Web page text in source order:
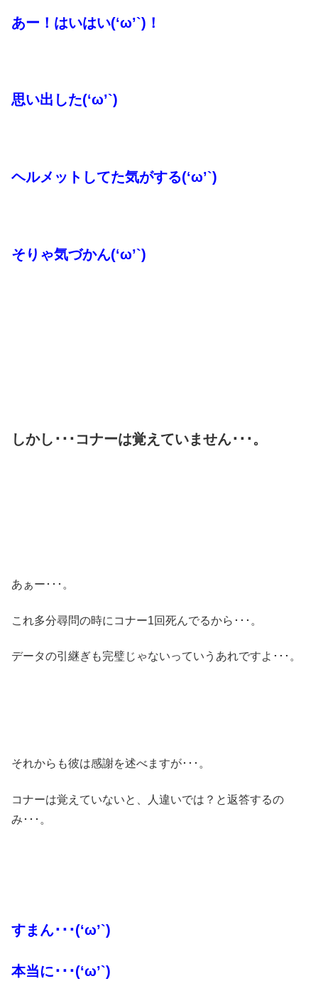
あー！はいはい(‘ω’`)！
思い出した(‘ω’`)
ヘルメットしてた気がする(‘ω’`)
そりゃ気づかん(‘ω’`)
しかし･･･コナーは覚えていません･･･。
あぁー･･･。
これ多分尋問の時にコナー1回死んでるから･･･。
データの引継ぎも完璧じゃないっていうあれですよ･･･。
それからも彼は感謝を述べますが･･･。
コナーは覚えていないと、人違いでは？と返答するの
み･･･。
すまん･･･(‘ω’`)
本当に･･･(‘ω’`)